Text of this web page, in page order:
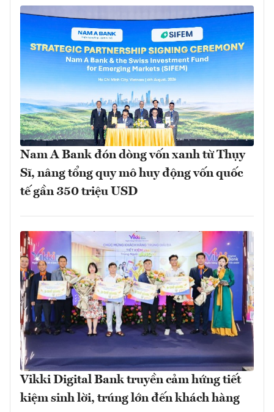
Nam A Bank đón dòng vốn xanh từ Thụy
Sĩ, nâng tổng quy mô huy động vốn quốc
tế gần 350 triệu USD
Vikki Digital Bank truyền cảm hứng tiết
kiệm sinh lời, trúng lớn đến khách hàng